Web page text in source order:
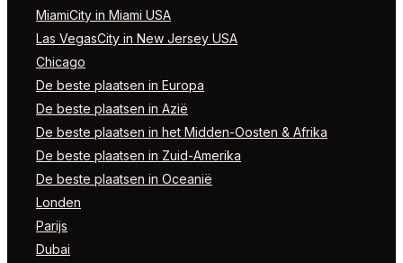
MiamiCity in Miami USA
Las VegasCity in New Jersey USA
Chicago
De beste plaatsen in Europa
De beste plaatsen in Azië
De beste plaatsen in het Midden-Oosten & Afrika
De beste plaatsen in Zuid-Amerika
De beste plaatsen in Oceanië
Londen
Parijs
Dubai